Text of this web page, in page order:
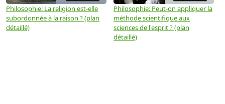
Philosophie: La religion est-elle
subordonnée à la raison ? (plan
détaillé)
Philosophie: Peut-on appliquer la
méthode scientifique aux
sciences de l'esprit ? (plan
détaillé)